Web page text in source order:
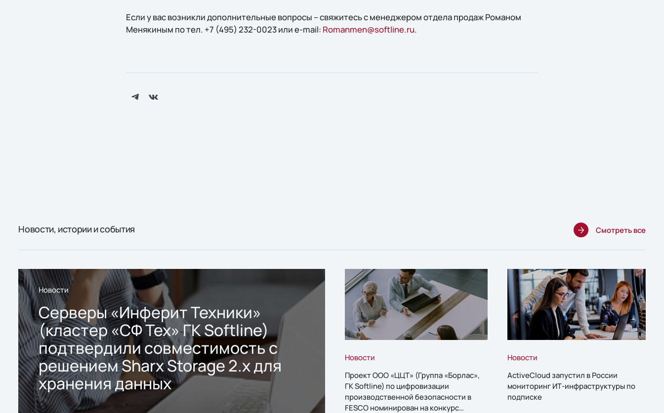
Если у вас возникли дополнительные вопросы – свяжитесь с менеджером отдела продаж Романом
Менякиным по тел. +7 (495) 232-0023 или e-mail: Romanmen@softline.ru.
Новости, истории и события Смотреть все
Новости
Серверы «Инферит Техники»
(кластер «СФ Тех» ГК Softline)
подтвердили совместимость с
решением Sharx Storage 2.x для
хранения данных
Новости
Проект ООО «ЦЦТ» (Группа «Борлас»,
ГК Softline) по цифровизации
производственной безопасности в
FESCO номинирован на конкурс
Новости
ActiveCloud запустил в России
мониторинг ИТ-инфраструктуры по
подписке